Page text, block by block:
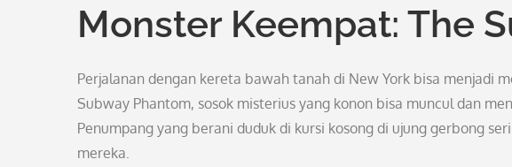
Monster Keempat: The
Perjalanan dengan kereta bawah tanah di New York bisa menjadi
Subway Phantom, sosok misterius yang konon bisa muncul dan
Penumpang yang berani duduk di kursi kosong di ujung gerbong
mereka.